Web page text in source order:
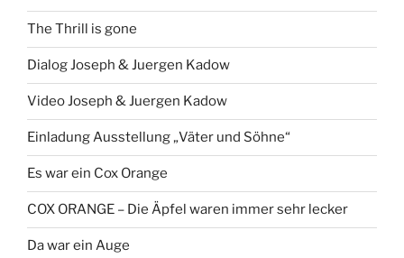
The Thrill is gone
Dialog Joseph & Juergen Kadow
Video Joseph & Juergen Kadow
Einladung Ausstellung „Väter und Söhne“
Es war ein Cox Orange
COX ORANGE – Die Äpfel waren immer sehr lecker
Da war ein Auge